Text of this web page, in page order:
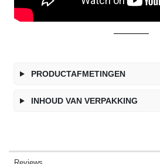
PRODUCTAFMETINGEN
INHOUD VAN VERPAKKING